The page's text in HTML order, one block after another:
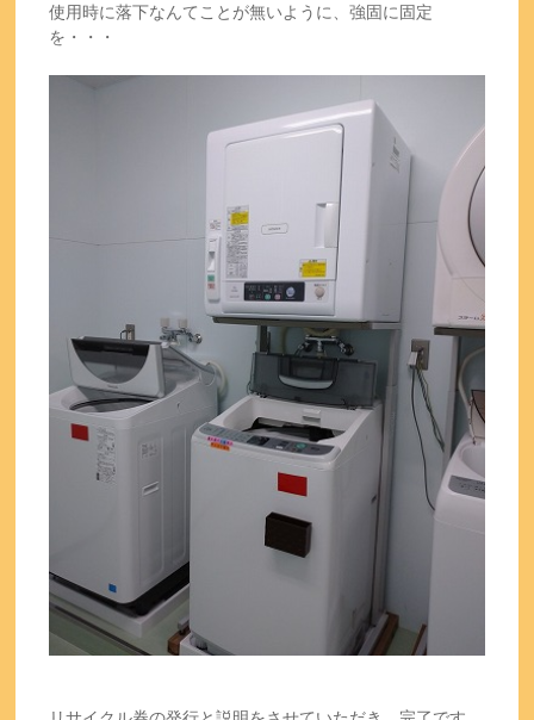
使用時に落下なんてことが無いように、強固に固定
を・・・